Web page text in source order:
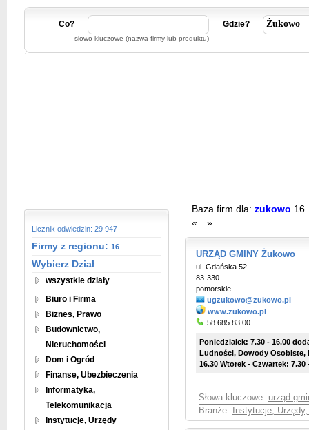
Co?
słowo kluczowe (nazwa firmy lub produktu)
Gdzie?
Licznik odwiedzin: 29 947
Firmy z regionu: 16
Wybierz Dział
wszystkie działy
Biuro i Firma
Biznes, Prawo
Budownictwo,
Nieruchomości
Dom i Ogród
Finanse, Ubezbieczenia
Informatyka,
Telekomunikacja
Instytucje, Urzędy
Baza firm dla: zukowo 16
«
»
URZĄD GMINY Żukowo
ul. Gdańska 52
83-330
pomorskie
ugzukowo@zukowo.pl
www.zukowo.pl
58 685 83 00
Poniedziałek: 7.30 - 16.00
Ludności, Dowody Osobiste,
16.30 Wtorek - Czwartek: 7.30
Słowa kluczowe: urząd
Branże:
Instytucje,